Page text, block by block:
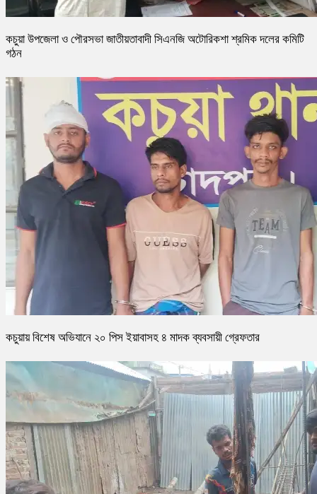
কচুয়া উপজেলা ও পৌরসভা জাতীয়তাবাদী সিএনজি অটোরিকশা শ্রমিক দলের কমিটি
গঠন
কচুয়ায় বিশেষ অভিযানে ২০ পিস ইয়াবাসহ ৪ মাদক ব্যবসায়ী গ্রেফতার